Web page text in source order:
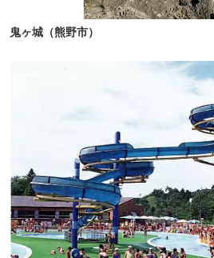
鬼ヶ城（熊野市）